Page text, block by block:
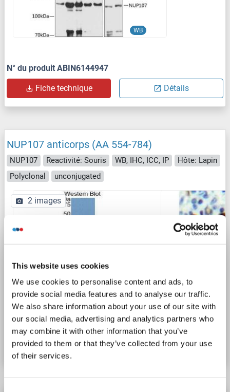
This website uses cookies
We use cookies to personalise content and ads, to
provide social media features and to analyse our traffic.
We also share information about your use of our site with
our social media, advertising and analytics partners who
may combine it with other information that you’ve
provided to them or that they’ve collected from your use
of their services.
WB
N° du produit ABIN6144947
Fiche technique Détails
NUP107 anticorps (AA 554-784)
NUP107 Reactivité: Souris WB, IHC, ICC, IP
Hôte: Lapin
Polyclonal
unconjugated
WB
2 images
N° du produit ABIN1860076
Fiche technique Détails